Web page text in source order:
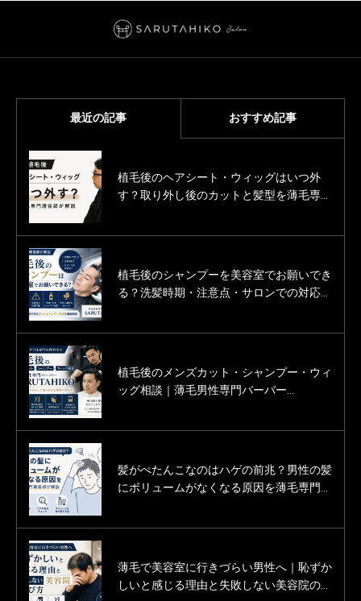
最近の記事 おすすめ記事
植毛後のヘアシート・ウィッグはいつ外
す？取り外し後のカットと髪型を薄毛専門
植毛後のシャンプーを美容室でお願いでき
る？洗髪時期・注意点・サロンでの対応を
植毛後のメンズカット・シャンプー・ウィ
ッグ相談｜薄毛男性専門バーバー
髪がぺたんこなのはハゲの前兆？男性の髪
にボリュームがなくなる原因を薄毛専門理
薄毛で美容室に行きづらい男性へ｜恥ずか
しいと感じる理由と失敗しない美容院の選
薄毛男性のカットモデル募集
「SARUTAHIKO（サルタヒコ）」
薄毛男性の婚活をヘアサロン（美容室・床
屋）という立場で応援しています。
薄毛男性のカットモデル募集中！
渋谷にある薄毛男性用の美容室「Inti＋
（インティプラス）」に行ってきた体験記
薄毛に悩む男性の為の美容室「Inti（イン
ティ）」は本当にすごいです。